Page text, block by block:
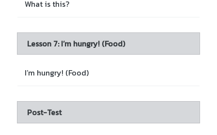
What is this?
Lesson 7: I’m hungry! (Food)
I’m hungry! (Food)
Post-Test